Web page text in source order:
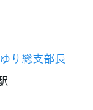
り総支部長